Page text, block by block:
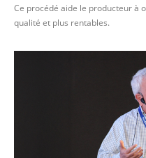
Ce procédé aide le producteur à
qualité et plus rentables.